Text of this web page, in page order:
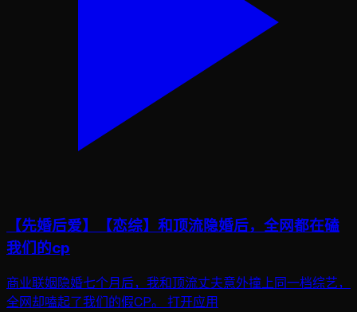
【先婚后爱】【恋综】和顶流隐婚后，全网都在磕
我们的cp
商业联姻隐婚七个月后，我和顶流丈夫意外撞上同一档综艺，
全网却嗑起了我们的假CP。 打开应用